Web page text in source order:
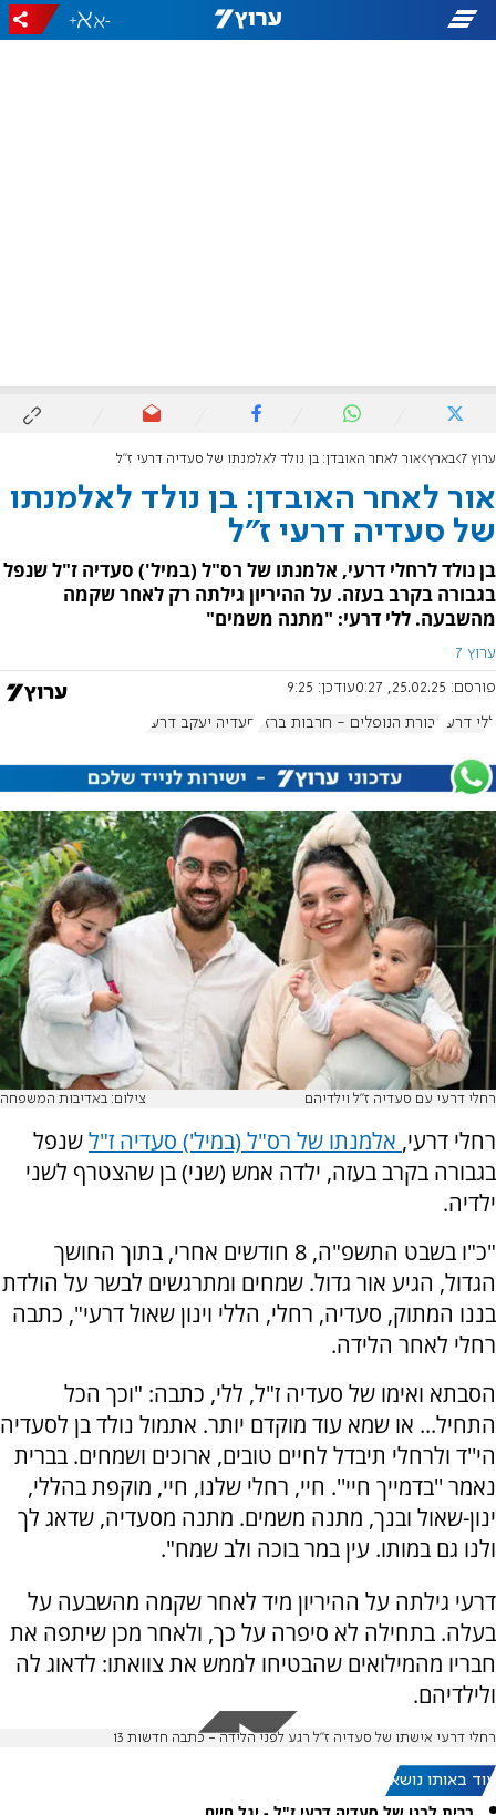
-
+
ערוץ 7 בארץ אור לאחר האובדן: בן נולד לאלמנתו של סעדיה דרעי ז"ל
אור לאחר האובדן: בן נולד לאלמנתו
של סעדיה דרעי ז"ל
בן נולד לרחלי דרעי, אלמנתו של רס"ל (במיל') סעדיה ז"ל שנפל
בגבורה בקרב בעזה. על ההיריון גילתה רק לאחר שקמה
מהשבעה. ללי דרעי: "מתנה משמים"
ערוץ 7
פורסם: 25.02.25, 0:27 עודכן: 9:25
ללי דרעי גבורת הנופלים - חרבות ברזל סעדיה יעקב דרעי
רחלי דרעי עם סעדיה ז"ל וילדיהם צילום: באדיבות המשפחה
רחלי דרעי, אלמנתו של רס"ל (במיל') סעדיה ז"לשנפל
בגבורה בקרב בעזה, ילדה אמש (שני) בן שהצטרף לשני
ילדיה.
"כ"ו בשבט התשפ"ה, 8 חודשים אחרי, בתוך החושך
הגדול, הגיע אור גדול. שמחים ומתרגשים לבשר על הולדת
בננו המתוק, סעדיה, רחלי, הללי וינון שאול דרעי", כתבה
רחלי לאחר הלידה.
הסבתא ואימו של סעדיה ז"ל, ללי, כתבה: "וכך הכל
התחיל... או שמא עוד מוקדם יותר. אתמול נולד בן לסעדיה
הי''ד ולרחלי תיבדל לחיים טובים, ארוכים ושמחים. בברית
נאמר ''בדמייך חיי''. חיי, רחלי שלנו, חיי, מוקפת בהללי,
ינון-שאול ובנך, מתנה משמים. מתנה מסעדיה, שדאג לך
ולנו גם במותו. עין במר בוכה ולב שמח".
דרעי גילתה על ההיריון מיד לאחר שקמה מהשבעה על
בעלה. בתחילה לא סיפרה על כך, ולאחר מכן שיתפה את
חבריו מהמילואים שהבטיחו לממש את צוואתו: לדאוג לה
ולילדיהם.
רחלי דרעי אישתו של סעדיה ז״ל רגע לפני הלידה - כתבה חדשות 13
עוד באותו נושא: